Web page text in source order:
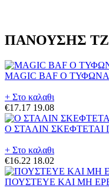
ΠΑΝΟΥΣΗΣ
MAGIC BAF Ο
+ Στο καλαθι
€17.17 19.08
Ο ΣΤΑΛΙΝ ΣΚΕΦΤΕΤΑΙ
+ Στο καλαθι
€16.22 18.02
ΠΟΥΣΤΕΥΕ ΚΑΙ ΜΗ